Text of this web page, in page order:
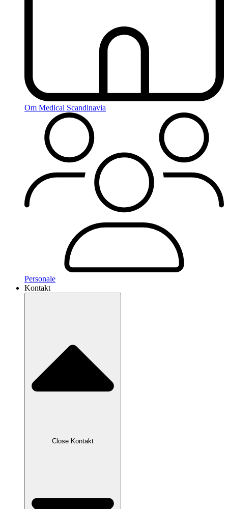
Om Medical Scandinavia
Personale
Kontakt
Close Kontakt